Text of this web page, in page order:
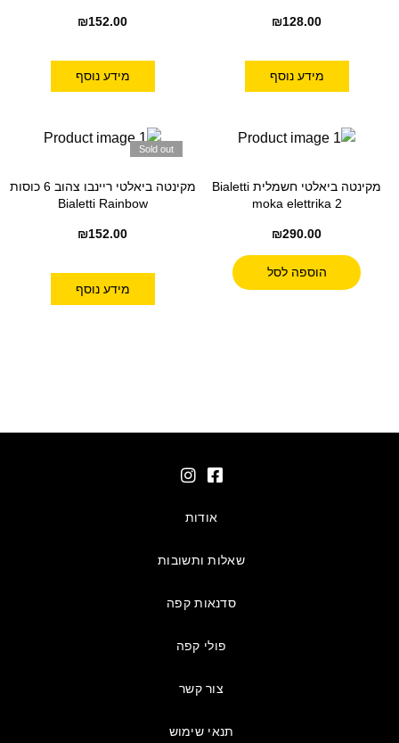
₪128.00
מידע נוסף
₪152.00
מידע נוסף
מקינטה ביאלטי חשמלית Bialetti
moka elettrika 2
₪290.00
הוספה לסל
Sold out
מקינטה ביאלטי ריינבו צהוב 6 כוסות
Bialetti Rainbow
₪152.00
מידע נוסף
אודות
שאלות ותשובות
סדנאות קפה
פולי קפה
צור קשר
תנאי שימוש